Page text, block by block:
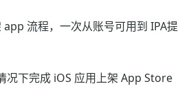
app 流程，一次从账号可用到 IPA提
况下完成 iOS 应用上架 App Store